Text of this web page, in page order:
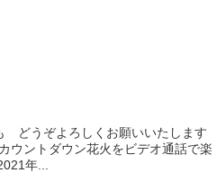
どうぞよろしくお願いいたします
ントダウン花火をビデオ通話で楽
年...